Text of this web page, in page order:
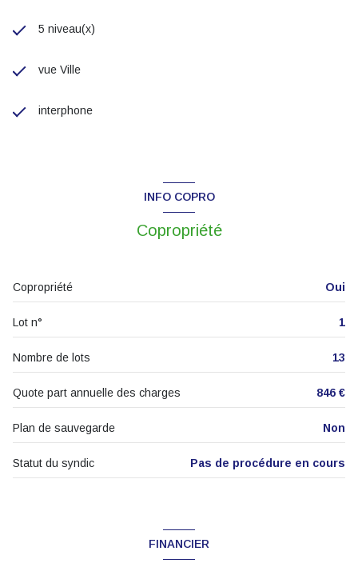
5 niveau(x)
vue Ville
interphone
INFO COPRO
Copropriété
Copropriété Oui
Lot n° 1
Nombre de lots 13
Quote part annuelle des charges 846 €
Plan de sauvegarde Non
Statut du syndic Pas de procédure en cours
FINANCIER